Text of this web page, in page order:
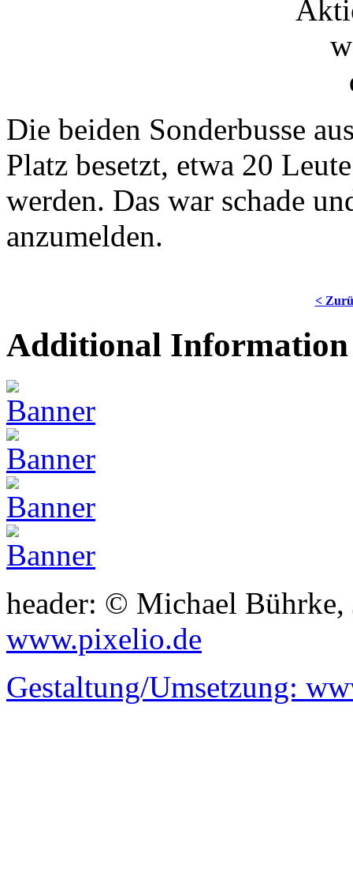
Die beiden Sonderbusse
Platz besetzt, etwa 20
werden. Das war schade
anzumelden.
<
Additional Information
header: © Michael
www.pixelio.de
Gestaltung/Umsetzung: